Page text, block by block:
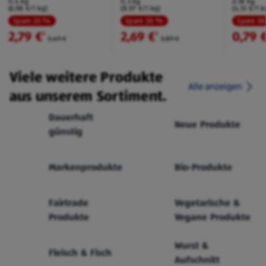
(6,98 €/1 kg)
Spare 20 %
2,79 €² 3,49 €
(8,97 €/1 kg)
Spare 30 %
2,69 €² 3,89 €
(4,51 €/1
Spare
0,79
Viele weitere Produkte
aus unserem Sortiment.
Alle anzeigen
Dauerhaft
günstig
Neue Produkte
Markenprodukte Bio-Produkte
Fairtrade
Produkte
Vegetarische &
Vegane Produkte
Fleisch & Fisch
Wurst &
Aufschnitt